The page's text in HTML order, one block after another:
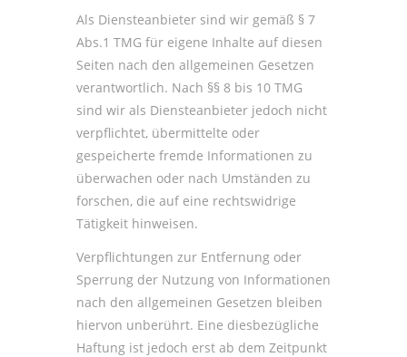
Als Diensteanbieter sind wir gemäß § 7
Abs.1 TMG für eigene Inhalte auf diesen
Seiten nach den allgemeinen Gesetzen
verantwortlich. Nach §§ 8 bis 10 TMG
sind wir als Diensteanbieter jedoch nicht
verpflichtet, übermittelte oder
gespeicherte fremde Informationen zu
überwachen oder nach Umständen zu
forschen, die auf eine rechtswidrige
Tätigkeit hinweisen.
Verpflichtungen zur Entfernung oder
Sperrung der Nutzung von Informationen
nach den allgemeinen Gesetzen bleiben
hiervon unberührt. Eine diesbezügliche
Haftung ist jedoch erst ab dem Zeitpunkt